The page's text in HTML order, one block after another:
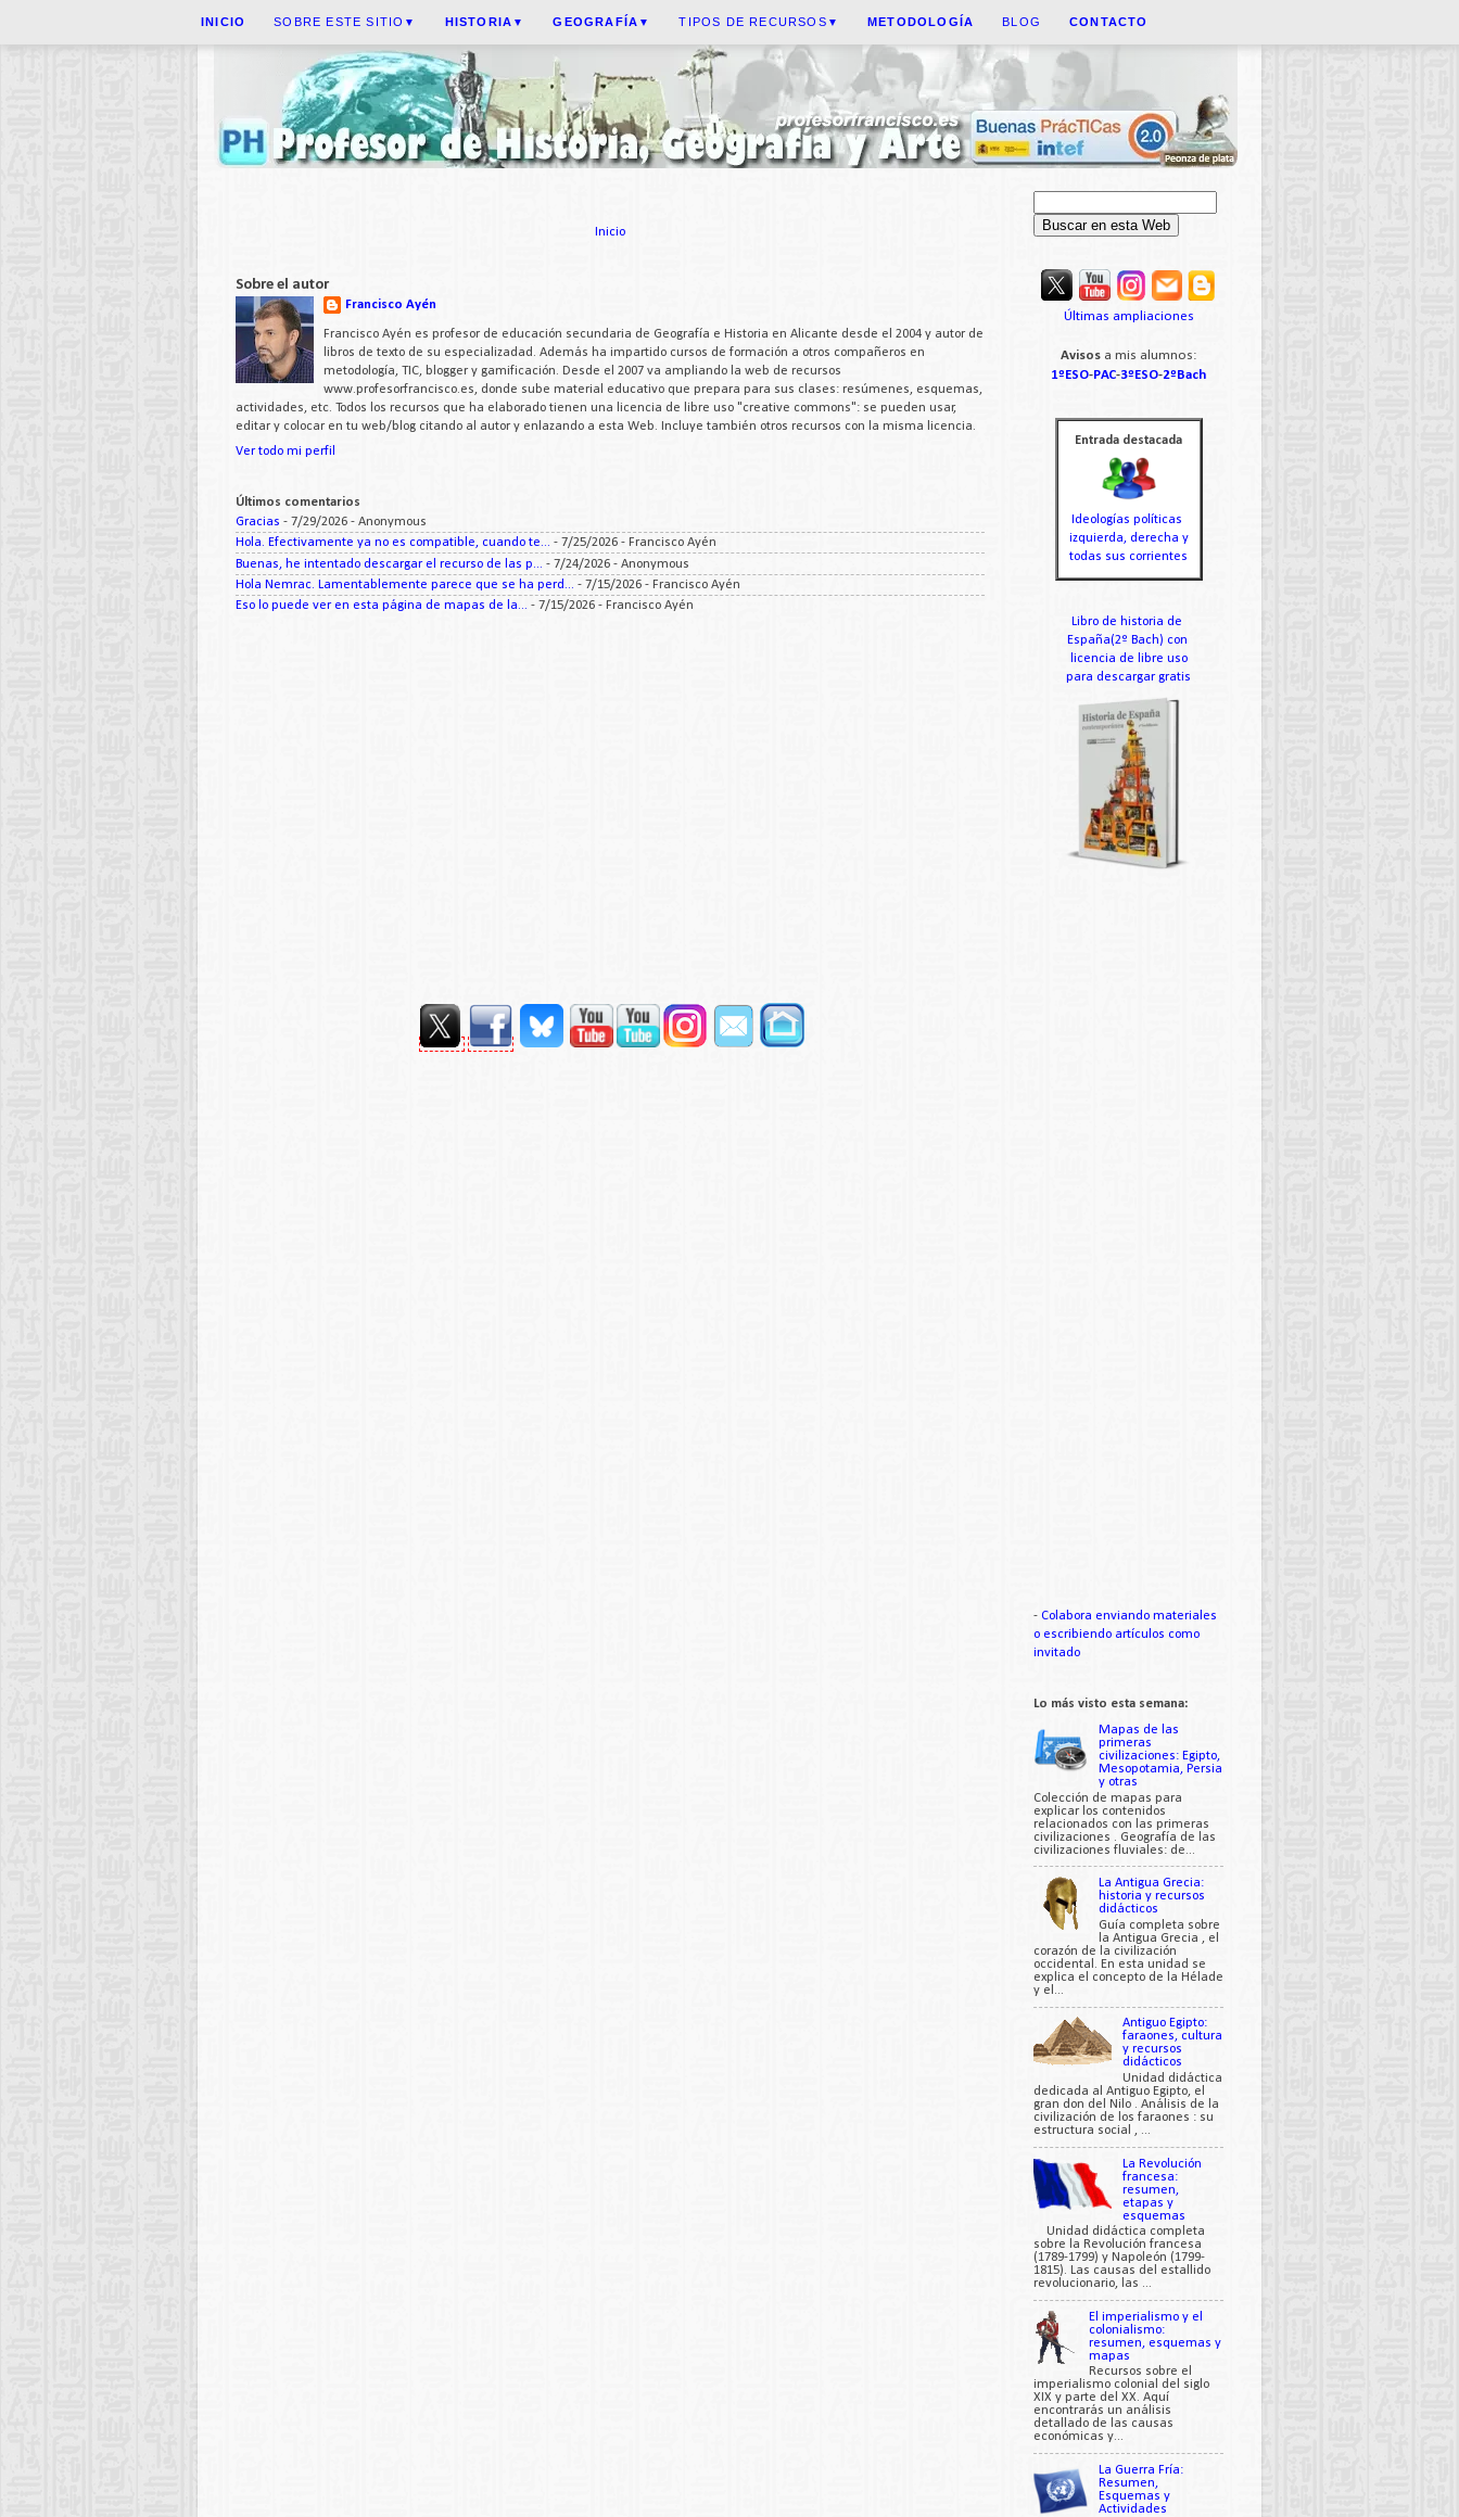
INICIO SOBRE ESTE SITIO ▼ HISTORIA ▼ GEOGRAFÍA ▼ TIPOS DE RECURSOS ▼ METODOLOGÍA BLOG CONTACTO
Inicio
Sobre el autor
Francisco Ayén
Francisco Ayén es profesor de educación secundaria de Geografía e Historia en Alicante desde el 2004 y autor de
libros de texto de su especializadad. Además ha impartido cursos de formación a otros compañeros en
metodología, TIC, blogger y gamificación. Desde el 2007 va ampliando la web de recursos
www.profesorfrancisco.es, donde sube material educativo que prepara para sus clases: resúmenes, esquemas,
actividades, etc. Todos los recursos que ha elaborado tienen una licencia de libre uso "creative commons": se pueden usar,
editar y colocar en tu web/blog citando al autor y enlazando a esta Web. Incluye también otros recursos con la misma licencia.
Ver todo mi perfil
Últimos comentarios
Gracias - 7/29/2026 - Anonymous
Hola. Efectivamente ya no es compatible, cuando te... - 7/25/2026 - Francisco Ayén
Buenas, he intentado descargar el recurso de las p... - 7/24/2026 - Anonymous
Hola Nemrac. Lamentablemente parece que se ha perd... - 7/15/2026 - Francisco Ayén
Eso lo puede ver en esta página de mapas de la... - 7/15/2026 - Francisco Ayén
Últimas ampliaciones
Avisos a mis alumnos:
1ºESO-PAC-3ºESO-2ºBach
Entrada destacada
Ideologías políticas
izquierda, derecha y
todas sus corrientes
Libro de historia de
España(2º Bach) con
licencia de libre uso
para descargar gratis
- Colabora enviando materiales
o escribiendo artículos como
invitado
Lo más visto esta semana:
Mapas de las
primeras
civilizaciones: Egipto,
Mesopotamia, Persia
y otras
Colección de mapas para
explicar los contenidos
relacionados con las primeras
civilizaciones . Geografía de las
civilizaciones fluviales: de...
La Antigua Grecia:
historia y recursos
didácticos
Guía completa sobre
la Antigua Grecia , el
corazón de la civilización
occidental. En esta unidad se
explica el concepto de la Hélade
y el...
Antiguo Egipto:
faraones, cultura
y recursos
didácticos
Unidad didáctica
dedicada al Antiguo Egipto, el
gran don del Nilo . Análisis de la
civilización de los faraones : su
estructura social , ...
La Revolución
francesa:
resumen,
etapas y
esquemas
Unidad didáctica completa
sobre la Revolución francesa
(1789-1799) y Napoleón (1799-
1815). Las causas del estallido
revolucionario, las ...
El imperialismo y el
colonialismo:
resumen, esquemas y
mapas
Recursos sobre el
imperialismo colonial del siglo
XIX y parte del XX. Aquí
encontrarás un análisis
detallado de las causas
económicas y...
La Guerra Fría:
Resumen,
Esquemas y
Actividades